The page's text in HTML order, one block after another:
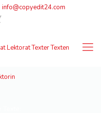
info@copyedit24.com